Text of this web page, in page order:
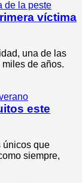
víctima
una de las
de años.
este
únicos que
siempre,